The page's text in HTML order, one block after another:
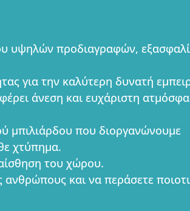
υψηλών προδιαγραφών,
για την καλύτερη δυνατή
άνεση και ευχάριστη
μπιλιάρδου που διοργανώνουμε
χτύπημα.
του χώρου.
ανθρώπους και να περάσετε